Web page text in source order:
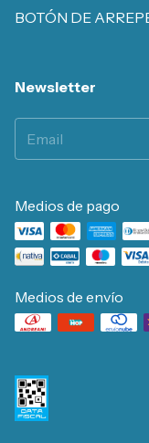
BOTÓN DE
Newsletter
Medios de pago
Medios de envío